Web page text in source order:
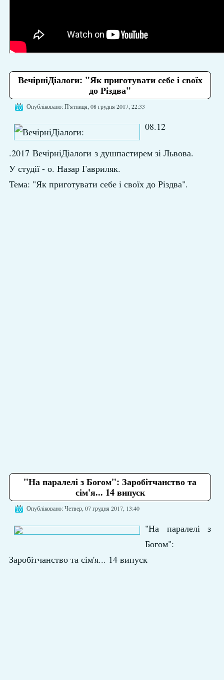
ВечірніДіалоги: "Як приготувати себе і своїх
до Різдва"
Опубліковано: П'ятниця, 08 грудня 2017, 22:33
08.12
.2017 ВечірніДіалоги з душпастирем зі Львова.
У студії - о. Назар Гавриляк.
Тема: "Як приготувати себе і своїх до Різдва".
"На паралелі з Богом": Заробітчанство та
сім'я... 14 випуск
Опубліковано: Четвер, 07 грудня 2017, 13:40
"На паралелі з
Богом":
Заробітчанство та сім'я... 14 випуск